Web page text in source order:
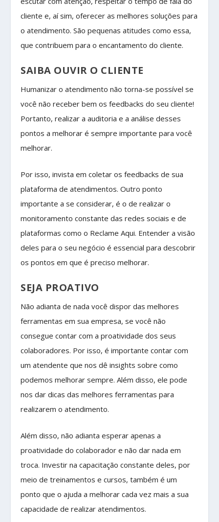
cliente e, aí sim, oferecer as melhores soluções para
o atendimento. São pequenas atitudes como essa,
que contribuem para o encantamento do cliente.
SAIBA OUVIR O CLIENTE
Humanizar o atendimento não torna-se possível se
você não receber bem os feedbacks do seu cliente!
Portanto, realizar a auditoria e a análise desses
pontos a melhorar é sempre importante para você
melhorar.
Por isso, invista em coletar os feedbacks de sua
plataforma de atendimentos. Outro ponto
importante a se considerar, é o de realizar o
monitoramento constante das redes sociais e de
plataformas como o Reclame Aqui. Entender a visão
deles para o seu negócio é essencial para descobrir
os pontos em que é preciso melhorar.
SEJA PROATIVO
Não adianta de nada você dispor das melhores
ferramentas em sua empresa, se você não
consegue contar com a proatividade dos seus
colaboradores. Por isso, é importante contar com
um atendente que nos dê insights sobre como
podemos melhorar sempre. Além disso, ele pode
nos dar dicas das melhores ferramentas para
realizarem o atendimento.
Além disso, não adianta esperar apenas a
proatividade do colaborador e não dar nada em
troca. Investir na capacitação constante deles, por
meio de treinamentos e cursos, também é um
ponto que o ajuda a melhorar cada vez mais a sua
capacidade de realizar atendimentos.